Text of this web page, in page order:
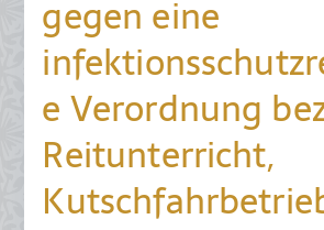
gegen eine
e Verordnung
Reitunterricht,